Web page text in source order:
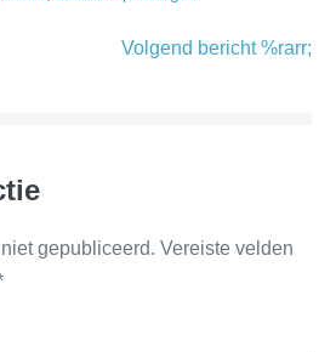
Volgend bericht %rarr;
gepubliceerd. Vereiste velden